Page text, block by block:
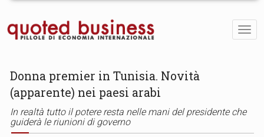
Donna premier in Tunisia. Novità
(apparente) nei paesi arabi
In realtà tutto il potere resta nelle mani del presidente che
guiderà le riunioni di governo